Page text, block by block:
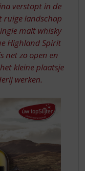
verstopt in de
ruige landschap
malt whisky
Highland Spirit
net zo open en
kleine plaatsje
werken.